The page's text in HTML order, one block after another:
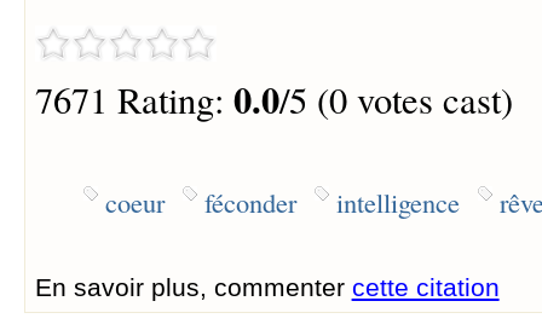
7671 Rating: 0.0/5 (0 votes cast)
coeur féconder intelligence
En savoir plus, commenter cette citation